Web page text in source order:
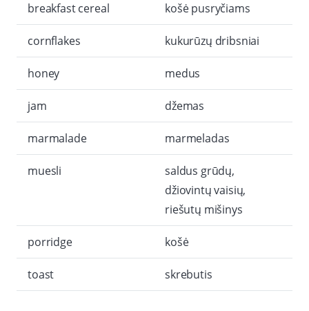
breakfast cereal košė pusryčiams
cornflakes kukurūzų dribsniai
honey medus
jam džemas
marmalade marmeladas
muesli
saldus grūdų,
džiovintų vaisių,
riešutų mišinys
porridge košė
toast skrebutis